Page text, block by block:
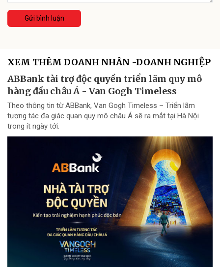
Gửi bình luận
XEM THÊM DOANH NHÂN -DOANH NGHIỆP
ABBank tài trợ độc quyền triển lãm quy mô
hàng đầu châu Á - Van Gogh Timeless
Theo thông tin từ ABBank, Van Gogh Timeless – Triển lãm
tương tác đa giác quan quy mô châu Á sẽ ra mắt tại Hà Nội
trong ít ngày tới.